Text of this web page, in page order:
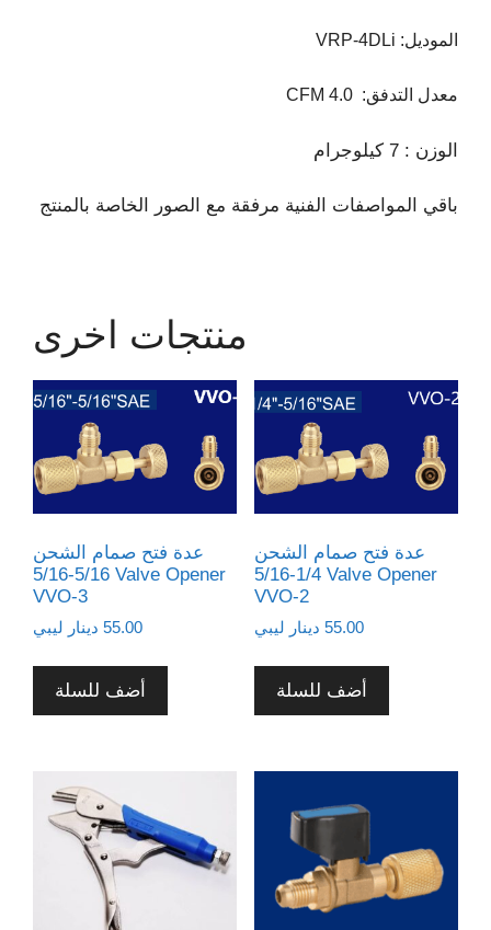
VRP-4DLi :الموديل
CFM 4.0 :معدل التدفق
الوزن : 7 كيلوجرام
باقي المواصفات الفنية مرفقة مع الصور الخاصة بالمنتج
منتجات اخرى
عدة فتح صمام الشحن
5/16-5/16 Valve Opener
VVO-3
55.00 دينار ليبي
أضف للسلة
عدة فتح صمام الشحن
1/4-5/16 Valve Opener
VVO-2
55.00 دينار ليبي
أضف للسلة